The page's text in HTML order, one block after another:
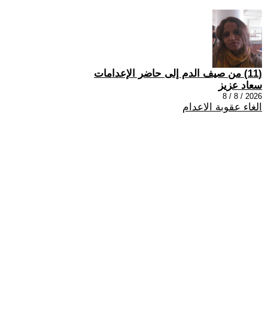
(11) من صيف الدم إلى حاضر الإعدامات
سعاد عزيز
2026 / 8 / 8
الغاء عقوبة الاعدام